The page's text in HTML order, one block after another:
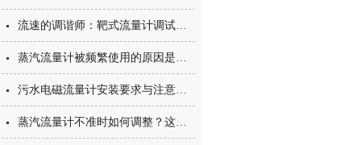
流速的调谐师：靶式流量计调试技巧大揭秘
蒸汽流量计被频繁使用的原因是什么
污水电磁流量计安装要求与注意事项
蒸汽流量计不准时如何调整？这两个调整方法请收好